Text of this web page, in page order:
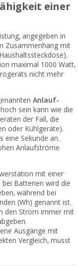
einer
angegeben in
Zusammenhang mit
maximal 1000 Watt,
nicht mehr
Anlauf-
sein kann wie die
der Fall, die
oder Kühlgeräte).
eine Sekunde an.
Anlaufströme
mit einer
Batterien wird die
während bei
(Wh) genannt ist.
den Strom immer mit
Ausgänge mit
Vergleich, musst